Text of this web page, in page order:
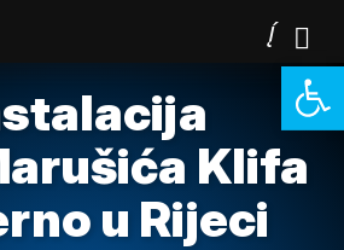
Klifa
u Rijeci